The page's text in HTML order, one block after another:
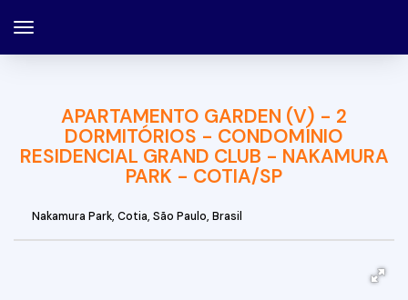
APARTAMENTO GARDEN (V) - 2
DORMITÓRIOS - CONDOMÍNIO
RESIDENCIAL GRAND CLUB - NAKAMURA
PARK - COTIA/SP
Nakamura Park, Cotia, São Paulo, Brasil